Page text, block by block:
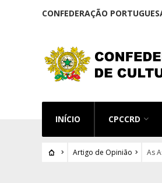
CONFEDERAÇÃO
INÍCIO CPCCRD
Artigo de Opinião As